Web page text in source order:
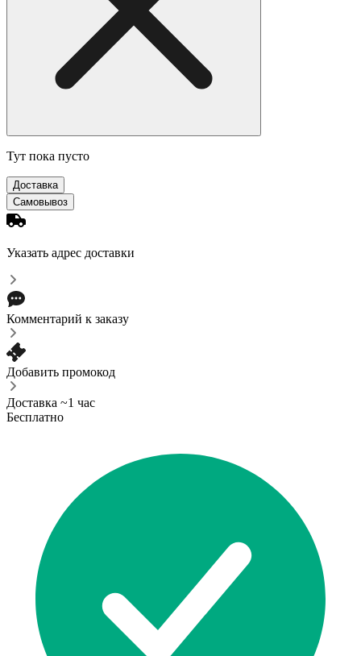
Тут пока пусто
Доставка
Самовывоз
Указать адрес доставки
Комментарий к заказу
Добавить промокод
Доставка ~1 час
Бесплатно